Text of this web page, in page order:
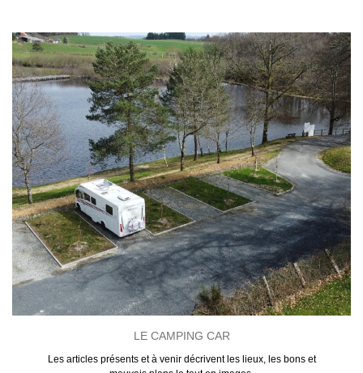
LE CAMPING CAR
Les articles présents et à venir décrivent les lieux, les bons et